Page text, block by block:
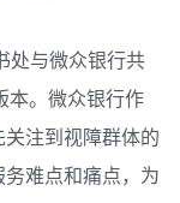
处与微众银行共
本。微众银行作
注到视障群体的
难点和痛点，为